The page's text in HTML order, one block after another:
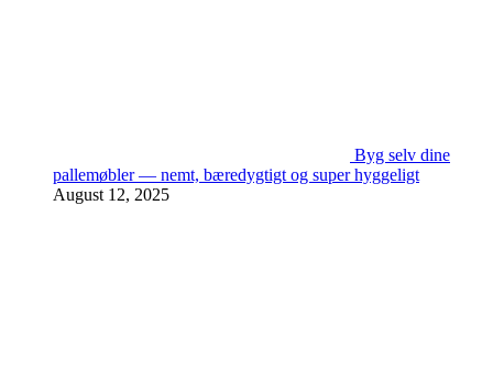
Byg selv dine
pallemøbler — nemt, bæredygtigt og super hyggeligt
August 12, 2025